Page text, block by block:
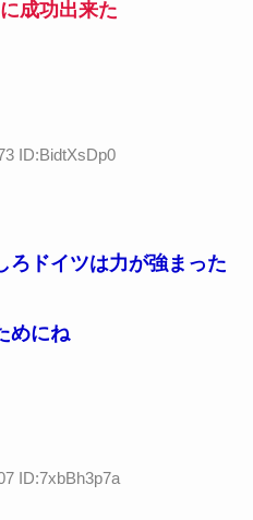
成功出来た
ID:BidtXsDp0
ろドイツは力が強まった
めにね
ID:7xbBh3p7a